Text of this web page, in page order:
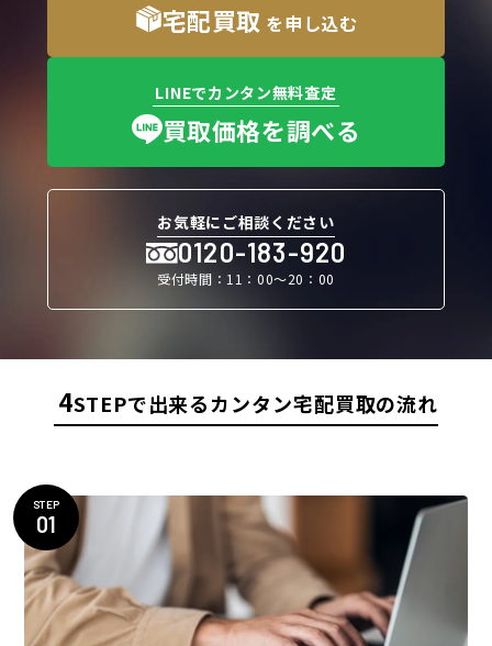
宅配買取 を申し込む
LINEでカンタン無料査定
買取価格を調べる
お気軽にご相談ください
0120-183-920
受付時間：11：00〜20：00
4STEPで出来るカンタン宅配買取の流れ
STEP
01